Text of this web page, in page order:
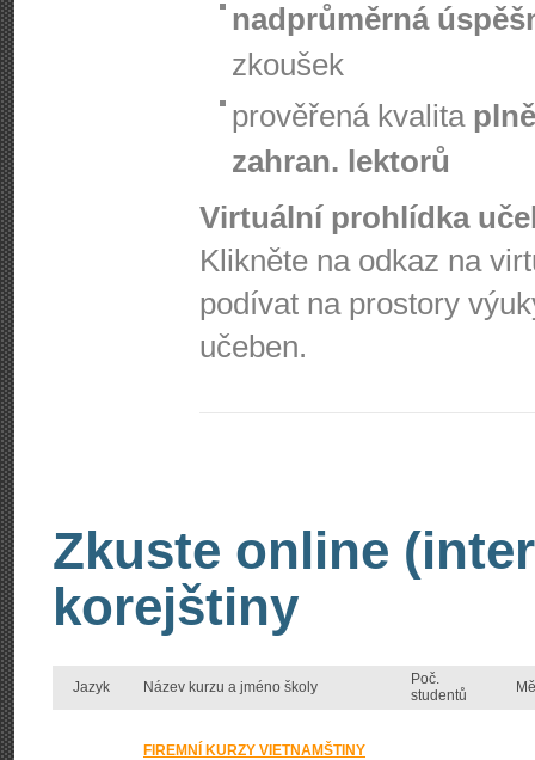
nadprůměrná
zkoušek
prověřená kvalita
zahran. lektorů
Virtuální prohlídka
Klikněte na odkaz na
podívat na prostory
učeben.
Zkuste online
korejštiny
Jazyk Název kurzu a jméno školy
Poč.
studentů
FIREMNÍ KURZY VIETNAMŠTINY